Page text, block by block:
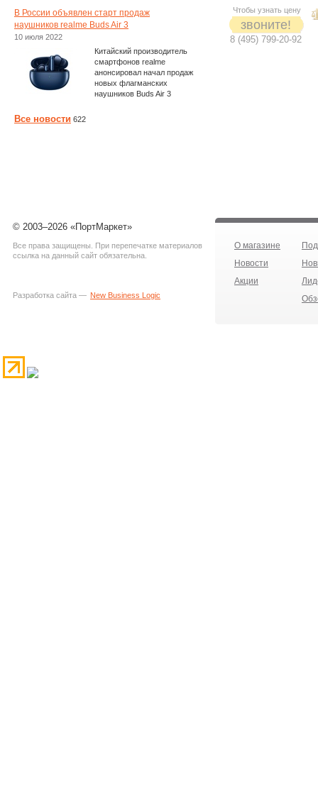
Чтобы узнать цену
звоните!
8 (495) 799-20-92
В России объявлен старт продаж
наушников realme Buds Air 3
10 июля 2022
Китайский производитель
смартфонов realme
анонсировал начал продаж
новых флагманских
наушников Buds Air 3
Все новости 622
© 2003–2026 «ПортМаркет»
Все права защищены. При перепечатке материалов
ссылка на данный сайт обязательна.
Разработка сайта — New Business Logic
О магазине
Новости
Акции